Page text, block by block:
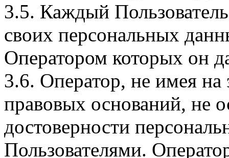
3.5. Каждый
своих персональных
Оператором которых он
3.6. Оператор, не имея
правовых оснований, не
достоверности
Пользователями.